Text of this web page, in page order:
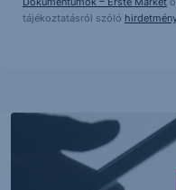
tájékoztatásról szóló